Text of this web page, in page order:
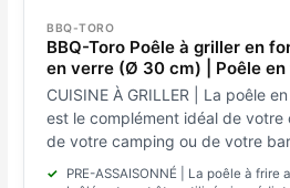
BBQ-TORO
BBQ-Toro Poêle à griller en
en verre (Ø 30 cm) | Poêle
avec couvercle, poêle à steak
CUISINE À GRILLER | La poêle
est le complément idéal de votre
de votre camping ou de votre
PRE-ASSAISONNÉ | La poêle à frire